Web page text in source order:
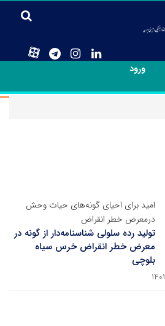
ورود
امید برای احیای گونه‌های حیات وحش
درمعرض خطر انقراض
تولید رده سلولی شناسنامه‌دار از گونه‌ در
معرض خطر انقراض خرس سیاه
بلوچی